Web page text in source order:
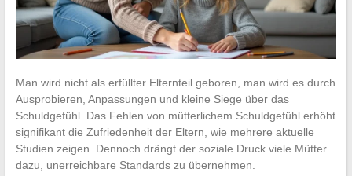
Man wird nicht als erfüllter Elternteil geboren, man wird es durch
Ausprobieren, Anpassungen und kleine Siege über das
Schuldgefühl. Das Fehlen von mütterlichem Schuldgefühl erhöht
signifikant die Zufriedenheit der Eltern, wie mehrere aktuelle
Studien zeigen. Dennoch drängt der soziale Druck viele Mütter
dazu, unerreichbare Standards zu übernehmen.